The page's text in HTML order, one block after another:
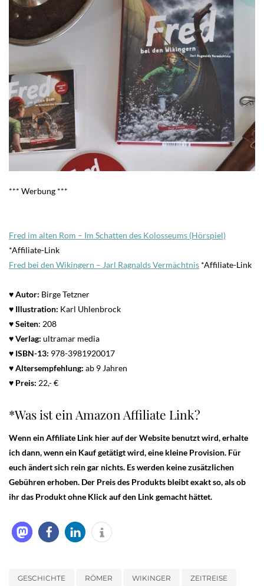
*** Werbung ***
Fred im alten Rom – Im Schatten des Kolosseums (Hörspiel)
*Affiliate-Link
Fred bei den Wikingern – Jarl Ragnalds Vermächtnis *Affiliate-Link
♥ Autor: Birge Tetzner
♥ Illustration: Karl Uhlenbrock
♥Seiten: 208
♥ Verlag: ultramar media
♥ ISBN-13: 978-3981920017
♥ Altersempfehlung: ab 9 Jahren
♥ Preis: 22,- €
*Was ist ein Amazon Affiliate Link?
Wenn ein Affiliate Link hier auf der Website benutzt wird, erhalte
ich dann, wenn ein Kauf getätigt wird, eine kleine Provision. Für
euch ändert sich rein gar nichts. Es werden keine zusätzlichen
Gebühren erhoben. Der Preis des Produkts bleibt exakt so, als ob
ihr das Produkt ohne Klick auf den Link gemacht hättet.
GESCHICHTE RÖMER WIKINGER ZEITREISE